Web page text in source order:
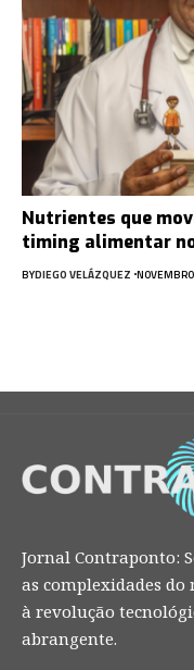
Nutrientes que
timing alimentar
BYDIEGO VELÁZQUEZ
Jornal Contraponto:
as complexidades
à revolução
abrangente.